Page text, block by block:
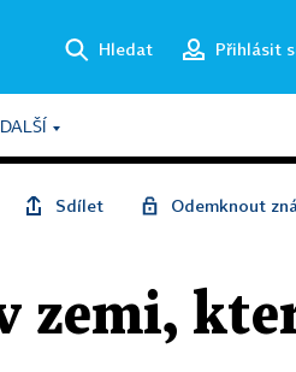
Hledat Přihlásit
DALŠÍ
Sdílet Odemknout
zemi,